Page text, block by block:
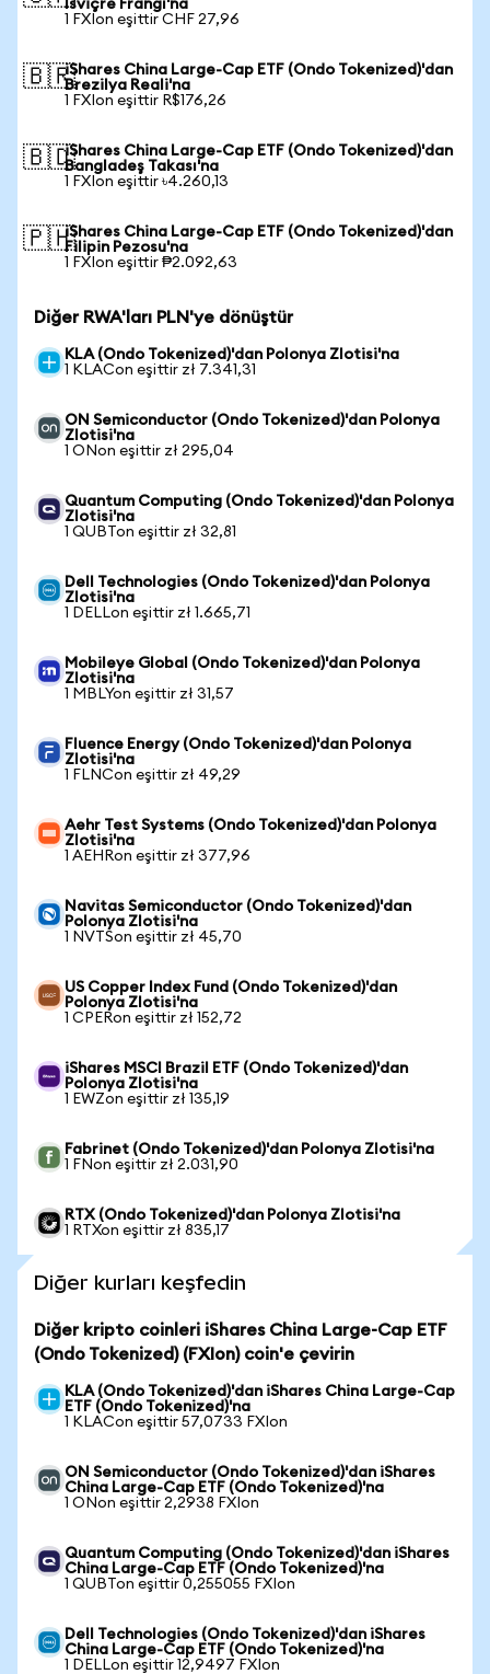
İsviçre Frangı'na
1 FXIon eşittir CHF 27,96
🇧🇷iShares China Large-Cap ETF (Ondo Tokenized)'dan
Brezilya Reali'na
1 FXIon eşittir R$176,26
🇧🇩iShares China Large-Cap ETF (Ondo Tokenized)'dan
Bangladeş Takası'na
1 FXIon eşittir ৳4.260,13
🇵🇭iShares China Large-Cap ETF (Ondo Tokenized)'dan
Filipin Pezosu'na
1 FXIon eşittir ₱2.092,63
Diğer RWA'ları PLN'ye dönüştür
KLA (Ondo Tokenized)'dan Polonya Zlotisi'na
1 KLACon eşittir zł 7.341,31
ON Semiconductor (Ondo Tokenized)'dan Polonya
Zlotisi'na
1 ONon eşittir zł 295,04
Quantum Computing (Ondo Tokenized)'dan Polonya
Zlotisi'na
1 QUBTon eşittir zł 32,81
Dell Technologies (Ondo Tokenized)'dan Polonya
Zlotisi'na
1 DELLon eşittir zł 1.665,71
Mobileye Global (Ondo Tokenized)'dan Polonya
Zlotisi'na
1 MBLYon eşittir zł 31,57
Fluence Energy (Ondo Tokenized)'dan Polonya
Zlotisi'na
1 FLNCon eşittir zł 49,29
Aehr Test Systems (Ondo Tokenized)'dan Polonya
Zlotisi'na
1 AEHRon eşittir zł 377,96
Navitas Semiconductor (Ondo Tokenized)'dan
Polonya Zlotisi'na
1 NVTSon eşittir zł 45,70
US Copper Index Fund (Ondo Tokenized)'dan
Polonya Zlotisi'na
1 CPERon eşittir zł 152,72
iShares MSCI Brazil ETF (Ondo Tokenized)'dan
Polonya Zlotisi'na
1 EWZon eşittir zł 135,19
Fabrinet (Ondo Tokenized)'dan Polonya Zlotisi'na
1 FNon eşittir zł 2.031,90
RTX (Ondo Tokenized)'dan Polonya Zlotisi'na
1 RTXon eşittir zł 835,17
Diğer kurları keşfedin
Diğer kripto coinleri iShares China Large-Cap ETF
(Ondo Tokenized) (FXIon) coin'e çevirin
KLA (Ondo Tokenized)'dan iShares China Large-Cap
ETF (Ondo Tokenized)'na
1 KLACon eşittir 57,0733 FXIon
ON Semiconductor (Ondo Tokenized)'dan iShares
China Large-Cap ETF (Ondo Tokenized)'na
1 ONon eşittir 2,2938 FXIon
Quantum Computing (Ondo Tokenized)'dan iShares
China Large-Cap ETF (Ondo Tokenized)'na
1 QUBTon eşittir 0,255055 FXIon
Dell Technologies (Ondo Tokenized)'dan iShares
China Large-Cap ETF (Ondo Tokenized)'na
1 DELLon eşittir 12,9497 FXIon